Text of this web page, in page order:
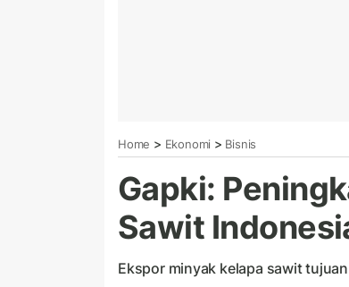
Home > Ekonomi > Bisnis
Gapki:
Sawit
Ekspor minyak kelapa sawit